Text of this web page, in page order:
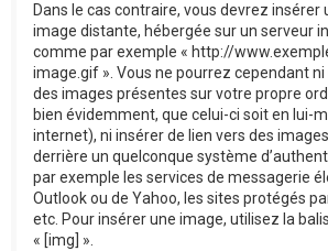
Dans le cas contraire, vous devrez insérer
image distante, hébergée sur un serveur
comme par exemple « http://
image.gif ». Vous ne pourrez cependant
des images présentes sur votre propre
bien évidemment, que celui-ci soit en lui-
internet), ni insérer de lien vers des
derrière un quelconque système
par exemple les services de messagerie
Outlook ou de Yahoo, les sites protégés
etc. Pour insérer une image, utilisez la
« [img] ».